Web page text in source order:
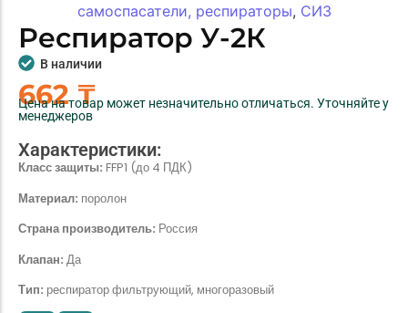
самоспасатели, респираторы, СИЗ
Респиратор У-2К
В наличии
662₸
Цена на товар может незначительно отличаться. Уточняйте у
менеджеров
Характеристики:
Класс защиты: FFP1 (до 4 ПДК)
Материал: поролон
Страна производитель: Россия
Клапан: Да
Тип: респиратор фильтрующий, многоразовый